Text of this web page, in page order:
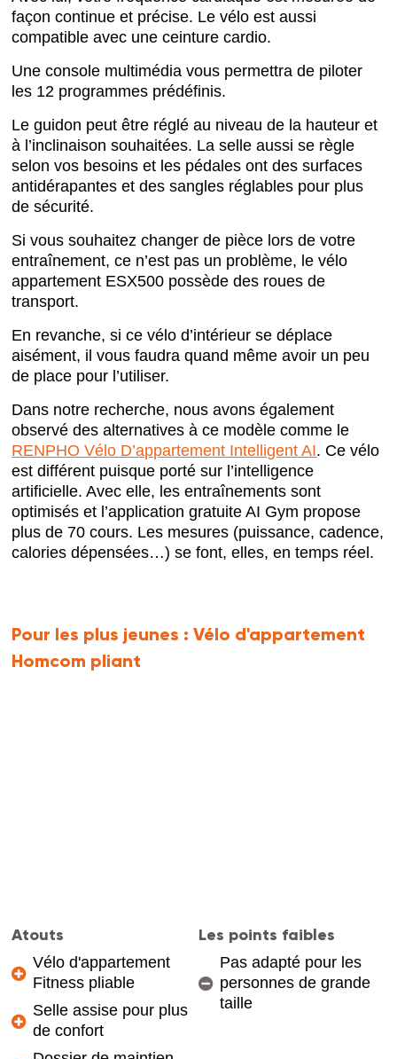
façon continue et précise. Le vélo est aussi
compatible avec une ceinture cardio.
Une console multimédia vous permettra de piloter
les 12 programmes prédéfinis.
Le guidon peut être réglé au niveau de la hauteur et
à l’inclinaison souhaitées. La selle aussi se règle
selon vos besoins et les pédales ont des surfaces
antidérapantes et des sangles réglables pour plus
de sécurité.
Si vous souhaitez changer de pièce lors de votre
entraînement, ce n’est pas un problème, le vélo
appartement ESX500 possède des roues de
transport.
En revanche, si ce vélo d’intérieur se déplace
aisément, il vous faudra quand même avoir un peu
de place pour l’utiliser.
Dans notre recherche, nous avons également
observé des alternatives à ce modèle comme le
RENPHO Vélo D’appartement Intelligent AI. Ce vélo
est différent puisque porté sur l’intelligence
artificielle. Avec elle, les entraînements sont
optimisés et l’application gratuite AI Gym propose
plus de 70 cours. Les mesures (puissance, cadence,
calories dépensées…) se font, elles, en temps réel.
Pour les plus jeunes :Vélo d'appartement
Homcom pliant
Atouts
Vélo d'appartement
Fitness pliable
Selle assise pour plus
de confort
Les points faibles
Pas adapté pour les
personnes de grande
taille